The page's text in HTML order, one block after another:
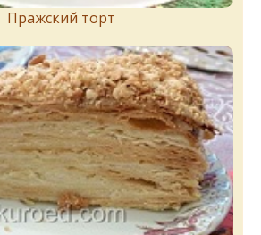
Пражский торт